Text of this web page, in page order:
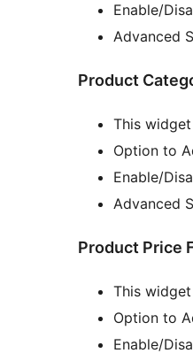
Enable/
Advanced
Product
This
Option to
Enable/
Advanced
Product Price
This
Option to
Enable/